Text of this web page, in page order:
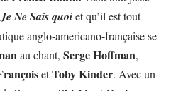
Ne Sais quoiet qu’il est tout
anglo-americano-française se
au chant, Serge Hoffman,
etToby Kinder. Avec un